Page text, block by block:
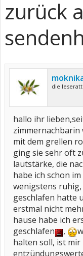
zurück
die
hallo ihr
zimmernachbarin
mit dem grellen
ging sie sehr oft
lautstärke, die
habe ich schon
wenigstens ruhig,
geschlafen hatte
erstmal nicht
hause habe ich
geschlafen
,
halten soll, ist mir